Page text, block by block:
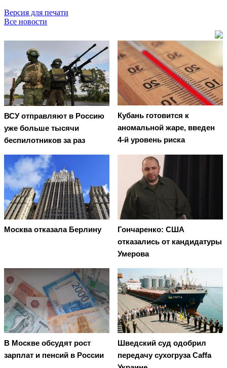
Версия для печати
Все новости
ВСУ отправляют в Россию
уже больше тысячи
беспилотников за раз
Кубань готовится к
аномальной жаре, введен
4-й уровень риска
Москва отказала Берлину
Гончаренко: США
отказались от кандидатуры
Умерова
В Москве обсудят рост
зарплат и пенсий в России
Шведский суд одобрил
передачу сухогруза Caffa